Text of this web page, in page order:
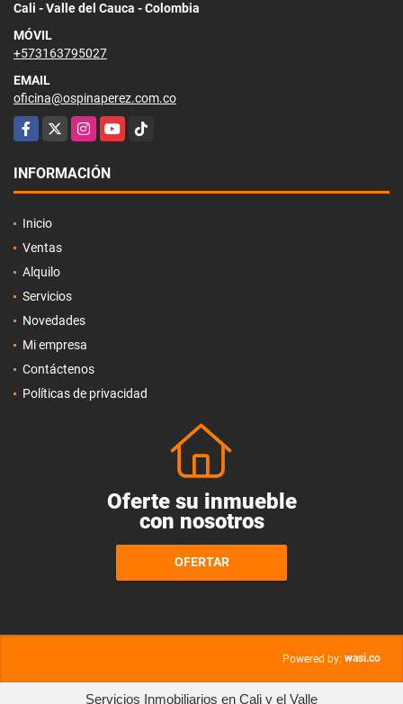
Cali - Valle del Cauca - Colombia
MÓVIL
+573163795027
EMAIL
oficina@ospinaperez.com.co
Facebook
X InstagramYouTubeTikTok
INFORMACIÓN
Inicio
Ventas
Alquilo
Servicios
Novedades
Mi empresa
Contáctenos
Políticas de privacidad
Oferte su inmueble
con nosotros
OFERTAR
Powered by: wasi.co
Servicios Inmobiliarios en Cali y el Valle